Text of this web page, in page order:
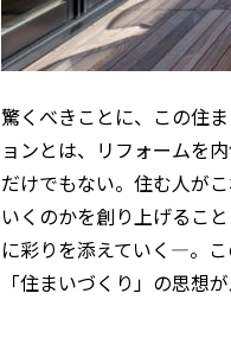
驚くべきことに、この住
ョンとは、リフォームを
だけでもない。住む人が
いくのかを創り上げるこ
に彩りを添えていく―。
「住まいづくり」の思想